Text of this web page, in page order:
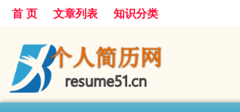
首 页 文章列表 知识分类